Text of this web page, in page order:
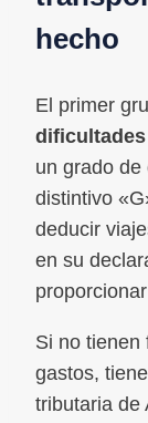
hecho
El primer
un grado de
distintivo
deducir
en su
Si no tienen
gastos,
tributaria de